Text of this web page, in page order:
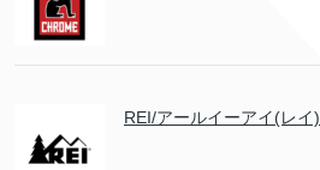
REI/アールイーアイ(レイ)